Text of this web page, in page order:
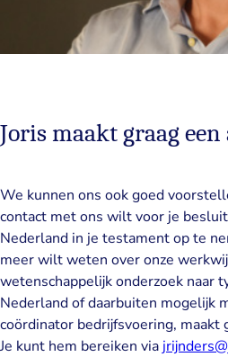
Joris maakt graag
We kunnen ons ook goed
contact met ons wilt voor je
Nederland in je testament op te
meer wilt weten over onze
wetenschappelijk onderzoek naar
Nederland of daarbuiten mogelijk
coördinator bedrijfsvoering, maakt
Je kunt hem bereiken via